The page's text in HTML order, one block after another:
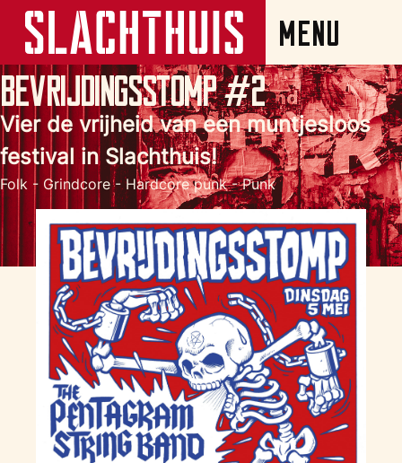
Bevrijdingsstomp #2
Vier de vrijheid van een muntjesloos
festival in Slachthuis!
Folk - Grindcore - Hardcore punk - Punk